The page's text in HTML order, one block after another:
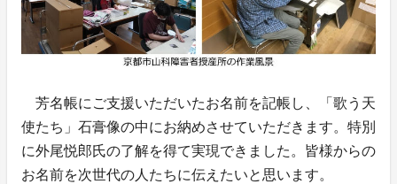
芳名帳にご支援いただいたお名前を記帳し、「歌う天
使たち」石膏像の中にお納めさせていただきます。特別
に外尾悦郎氏の了解を得て実現できました。皆様からの
お名前を次世代の人たちに伝えたいと思います。